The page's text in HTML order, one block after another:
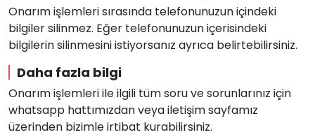
Onarım işlemleri sırasında telefonunuzun içindeki
bilgiler silinmez. Eğer telefonunuzun içerisindeki
bilgilerin silinmesini istiyorsanız ayrıca belirtebilirsiniz.
Daha fazla bilgi
Onarım işlemleri ile ilgili tüm soru ve sorunlarınız için
whatsapp hattımızdan veya iletişim sayfamız
üzerinden bizimle irtibat kurabilirsiniz.